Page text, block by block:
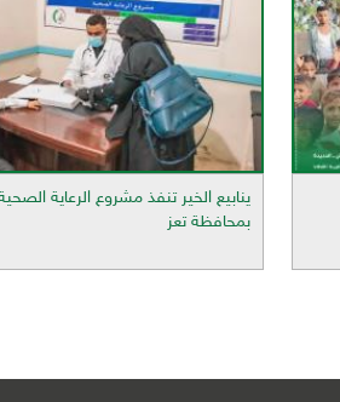
ينابيع الخير تنفذ مشروع الرعاية الصحية
بمحافظة تعز